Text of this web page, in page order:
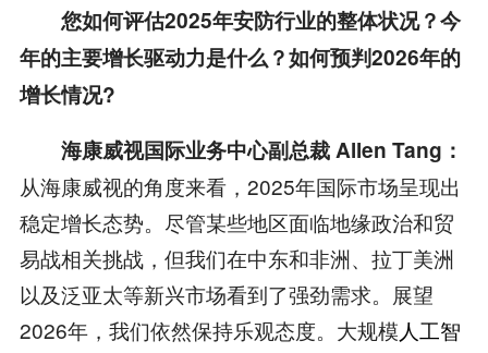
您如何评估2025年安防行业的整体状况？今
年的主要增长驱动力是什么？如何预判2026年的
增长情况?
海康威视国际业务中心副总裁 Allen Tang：
从海康威视的角度来看，2025年国际市场呈现出
稳定增长态势。尽管某些地区面临地缘政治和贸
易战相关挑战，但我们在中东和非洲、拉丁美洲
以及泛亚太等新兴市场看到了强劲需求。展望
2026年，我们依然保持乐观态度。大规模人工智